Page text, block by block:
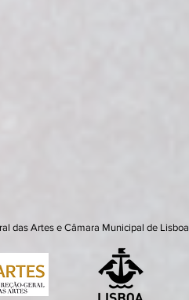
das Artes e Câmara Municipal de Lisboa